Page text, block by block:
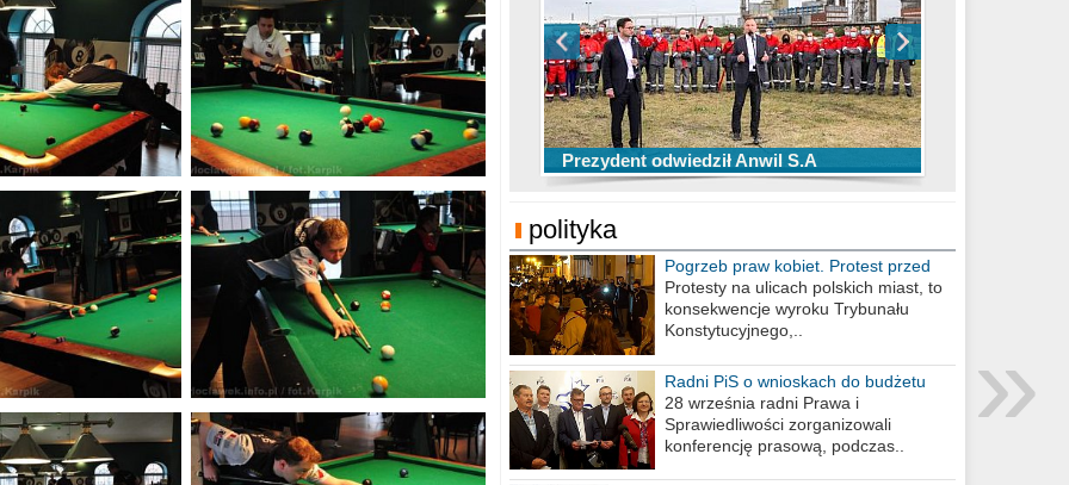
Prezydent odwiedził Anwil S.A
TOP 10 przechwytów Anwilu Włocławek
w EBL w sezonie 2019/2020
TOP 5 rzutów Anwilu Włocławek w BCL
w sezonie 2019/2020
polityka
Pogrzeb praw kobiet. Protest przed
biurem poselskim PiS
Protesty na ulicach polskich miast, to
konsekwencje wyroku Trybunału
Konstytucyjnego,..
Radni PiS o wnioskach do budżetu
miasta na 2021 rok
28 września radni Prawa i
Sprawiedliwości zorganizowali
konferencję prasową, podczas..
»